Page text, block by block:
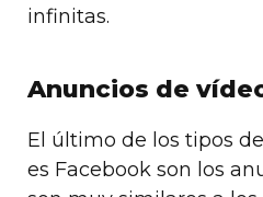
infinitas.
Anuncios de
El último de los tipos
es Facebook son los